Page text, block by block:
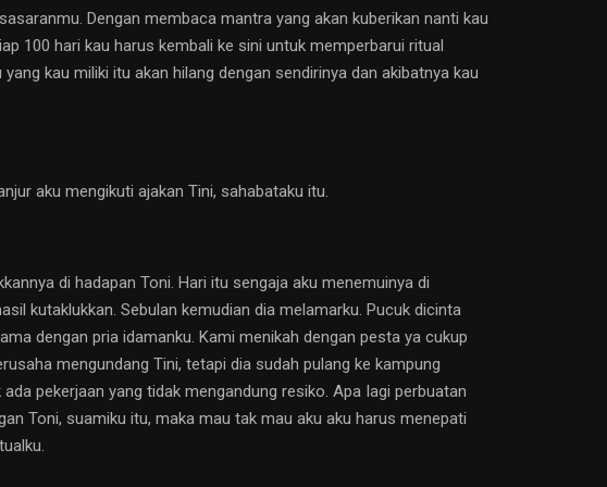
Dengan membaca mantra yang akan kuberikan nanti kau
100 hari kau harus kembali ke sini untuk memperbarui ritual
kau miliki itu akan hilang dengan sendirinya dan akibatnya kau
aku mengikuti ajakan Tini, sahabataku itu.
di hadapan Toni. Hari itu sengaja aku menemuinya di
kutaklukkan. Sebulan kemudian dia melamarku. Pucuk dicinta
dengan pria idamanku. Kami menikah dengan pesta ya cukup
mengundang Tini, tetapi dia sudah pulang ke kampung
pekerjaan yang tidak mengandung resiko. Apa Iagi perbuatan
Toni, suamiku itu, maka mau tak mau aku aku harus menepati